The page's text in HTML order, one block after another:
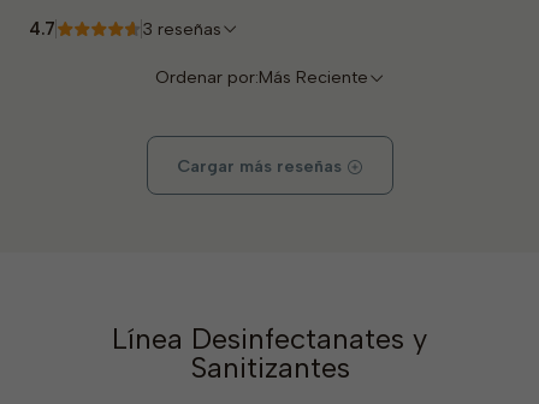
4.7 3 reseñas
Ordenar por:Más Reciente
Cargar más reseñas
Línea Desinfectanates y
Sanitizantes